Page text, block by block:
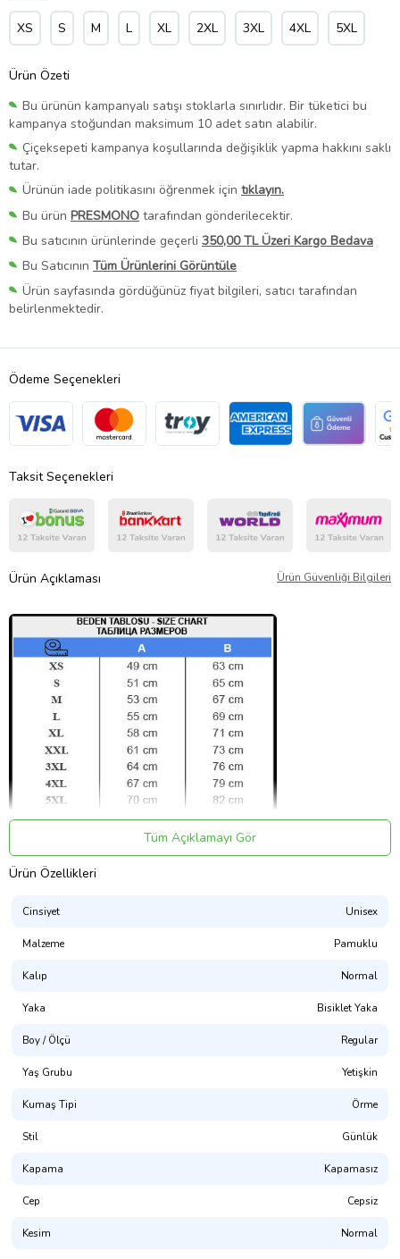
XS S M L XL 2XL 3XL 4XL 5XL
Ürün Özeti
Bu ürünün kampanyalı satışı stoklarla sınırlıdır. Bir tüketici bu
kampanya stoğundan maksimum 10 adet satın alabilir.
Çiçeksepeti kampanya koşullarında değişiklik yapma hakkını saklı
tutar.
Ürünün iade politikasını öğrenmek için tıklayın.
Bu ürün PRESMONO tarafından gönderilecektir.
Bu satıcının ürünlerinde geçerli 350,00 TL Üzeri Kargo Bedava
Bu Satıcının Tüm Ürünlerini Görüntüle
Ürün sayfasında gördüğünüz fiyat bilgileri, satıcı tarafından
belirlenmektedir.
Ödeme Seçenekleri
Taksit Seçenekleri
Ürün Açıklaması Ürün Güvenliği Bilgileri
Presmono
Kalıp: Rahat Kesim (Unisex. Hem Erkek Hem Kadın Giyime
Uygundur)
%100 Pamuklu. 3 İplik Kumaş.
(NOT: Uygun bedeni bulamadınız mı? Mağaza sayfamızda
Tüm Açıklamayı Gör
Ürün Özellikleri
Cinsiyet Unisex
Malzeme Pamuklu
Kalıp Normal
Yaka Bisiklet Yaka
Boy / Ölçü Regular
Yaş Grubu Yetişkin
Kumaş Tipi Örme
Stil Günlük
Kapama Kapamasız
Cep Cepsiz
Kesim Normal